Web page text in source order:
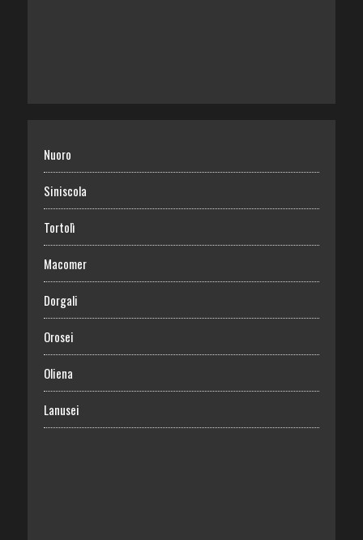
Nuoro
Siniscola
Tortolì
Macomer
Dorgali
Orosei
Oliena
Lanusei